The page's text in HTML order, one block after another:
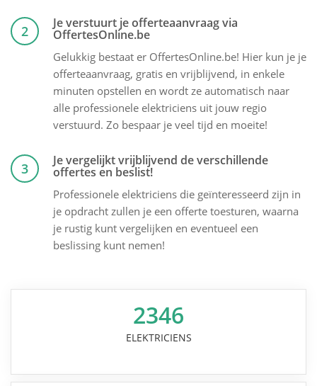
2 Je verstuurt je offerteaanvraag via
OffertesOnline.be
Gelukkig bestaat er OffertesOnline.be! Hier kun je je
offerteaanvraag, gratis en vrijblijvend, in enkele
minuten opstellen en wordt ze automatisch naar
alle professionele elektriciens uit jouw regio
verstuurd. Zo bespaar je veel tijd en moeite!
3 Je vergelijkt vrijblijvend de verschillende
offertes en beslist!
Professionele elektriciens die geïnteresseerd zijn in
je opdracht zullen je een offerte toesturen, waarna
je rustig kunt vergelijken en eventueel een
beslissing kunt nemen!
2346
ELEKTRICIENS